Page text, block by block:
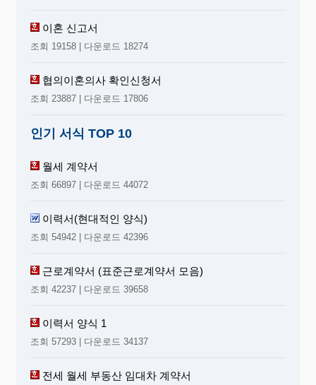
이혼 신고서
조회 19158 | 다운로드 18274
협의이혼의사 확인신청서
조회 23887 | 다운로드 17806
인기 서식 TOP 10
월세 계약서
조회 66897 | 다운로드 44072
이력서(현대적인 양식)
조회 54942 | 다운로드 42396
근로계약서 (표준근로계약서 모음)
조회 42237 | 다운로드 39658
이력서 양식 1
조회 57293 | 다운로드 34137
전세 월세 부동산 임대차 계약서